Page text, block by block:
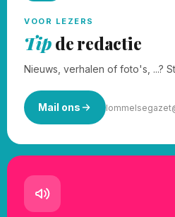
VOOR LEZERS
Tipde redactie
Nieuws, verhalen of foto's, ...?
Mail ons